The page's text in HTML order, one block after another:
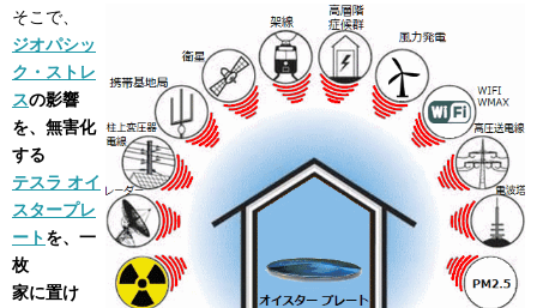
そこで、
ジオパシッ
ク・ストレ
スの影響
を、無害化
する
テスラ オイ
スタープレ
ートを、一
枚
家に置け